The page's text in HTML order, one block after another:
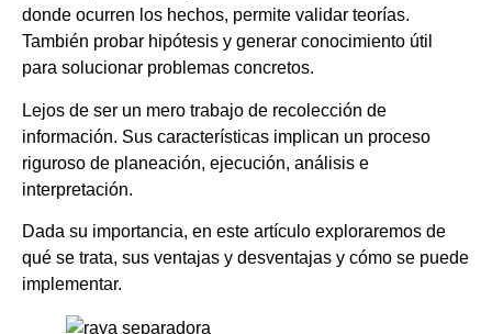
donde ocurren los hechos, permite validar teorías.
También probar hipótesis y generar conocimiento útil
para solucionar problemas concretos.
Lejos de ser un mero trabajo de recolección de
información. Sus características implican un proceso
riguroso de planeación, ejecución, análisis e
interpretación.
Dada su importancia, en este artículo exploraremos de
qué se trata, sus ventajas y desventajas y cómo se puede
implementar.